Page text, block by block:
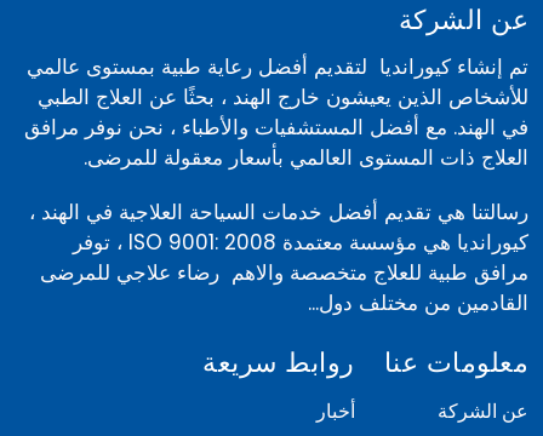
عن الشركة
تم إنشاء كيورانديا لتقديم أفضل رعاية طبية بمستوى عالمي
للأشخاص الذين يعيشون خارج الهند ، بحثًا عن العلاج الطبي
في الهند. مع أفضل المستشفيات والأطباء ، نحن نوفر مرافق
العلاج ذات المستوى العالمي بأسعار معقولة للمرضى.
رسالتنا هي تقديم أفضل خدمات السياحة العلاجية في الهند ،
كيورانديا هي مؤسسة معتمدة ISO 9001: 2008 ، توفر
مرافق طبية للعلاج متخصصة والاهم رضاء علاجي للمرضى
القادمين من مختلف دول...
معلومات عنا
عن الشركة
روابط سريعة
أخبار